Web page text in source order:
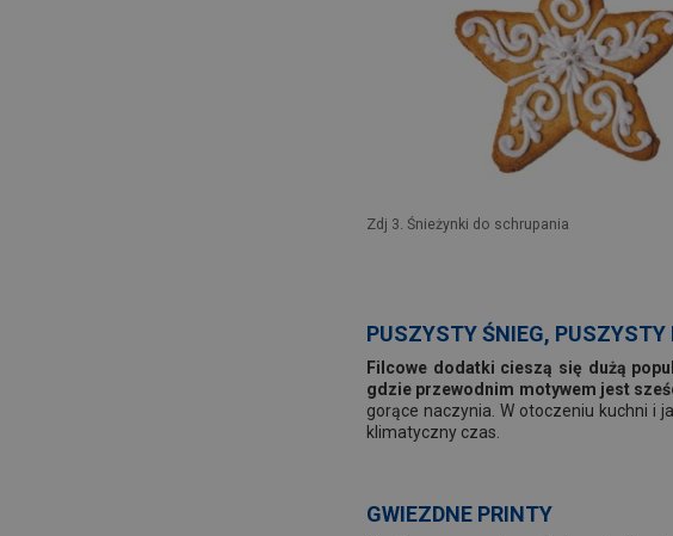
Zdj 3. Śnieżynki do schrupania
PUSZYSTY ŚNIEG, PUSZYSTY
Filcowe dodatki cieszą się dużą
gdzie przewodnim motywem jest
gorące naczynia. W otoczeniu kuchni i
klimatyczny czas.
GWIEZDNE PRINTY